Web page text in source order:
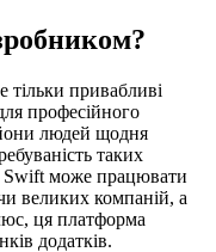
привабливі
професійного
людей щодня
таких
Swift може працювати
великих компаній, а
ця платформа
додатків.